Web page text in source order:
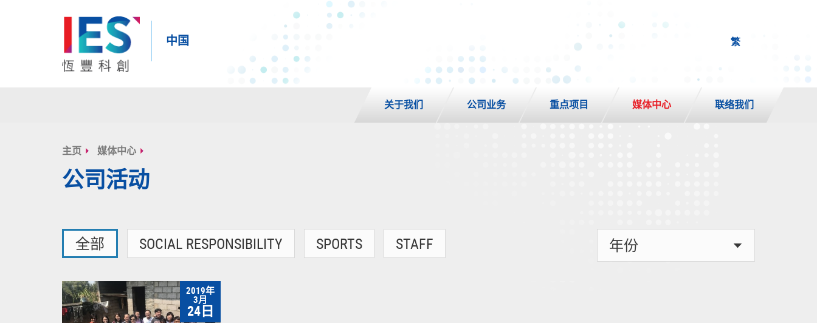
中国 繁
关于我们 公司业务 重点项目 媒体中心 联络我们
主页 媒体中心
公司活动
全部 SOCIAL RESPONSIBILITY SPORTS STAFF
2019年
3月
24日